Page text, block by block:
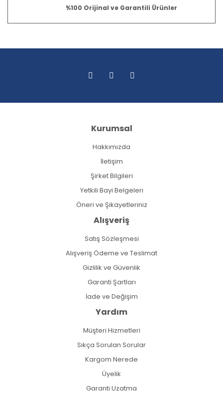
%100 Orijinal ve Garantili Ürünler
Kurumsal
Hakkımızda
İletişim
Şirket Bilgileri
Yetkili Bayi Belgeleri
Öneri ve Şikayetleriniz
Alışveriş
Satış Sözleşmesi
Alışveriş Ödeme ve Teslimat
Gizlilik ve Güvenlik
Garanti Şartları
İade ve Değişim
Yardım
Müşteri Hizmetleri
Sıkça Sorulan Sorular
Kargom Nerede
Üyelik
Garanti Uzatma